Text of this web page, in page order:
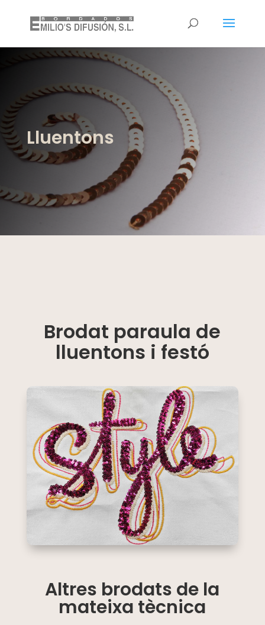
Lluentons
Brodat paraula de
lluentons i festó
Altres brodats de la
mateixa tècnica